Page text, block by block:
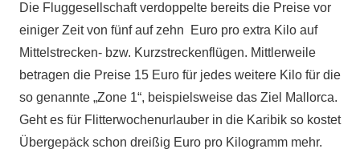
Die Fluggesellschaft verdoppelte bereits die Preise vor
einiger Zeit von fünf auf zehn Euro pro extra Kilo auf
Mittelstrecken- bzw. Kurzstreckenflügen. Mittlerweile
betragen die Preise 15 Euro für jedes weitere Kilo für die
so genannte „Zone 1“, beispielsweise das Ziel Mallorca.
Geht es für Flitterwochenurlauber in die Karibik so kostet
Übergepäck schon dreißig Euro pro Kilogramm mehr.